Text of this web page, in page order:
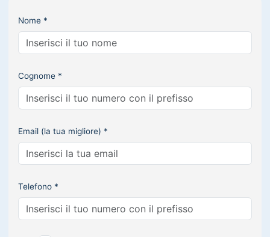
Nome *
Cognome *
Email (la tua migliore) *
Telefono *